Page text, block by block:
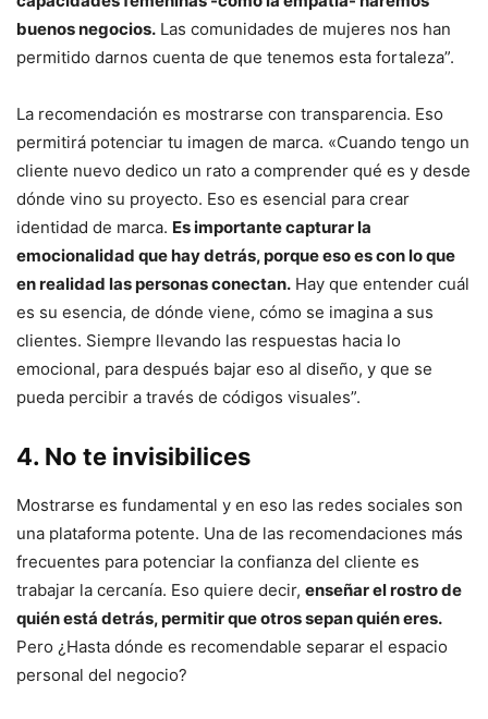
buenos negocios. Las comunidades de mujeres nos han
permitido darnos cuenta de que tenemos esta fortaleza”.
La recomendación es mostrarse con transparencia. Eso
permitirá potenciar tu imagen de marca. «Cuando tengo un
cliente nuevo dedico un rato a comprender qué es y desde
dónde vino su proyecto. Eso es esencial para crear
identidad de marca. Es importante capturar la
emocionalidad que hay detrás, porque eso es con lo que
en realidad las personas conectan. Hay que entender cuál
es su esencia, de dónde viene, cómo se imagina a sus
clientes. Siempre llevando las respuestas hacia lo
emocional, para después bajar eso al diseño, y que se
pueda percibir a través de códigos visuales”.
4. No te invisibilices
Mostrarse es fundamental y en eso las redes sociales son
una plataforma potente. Una de las recomendaciones más
frecuentes para potenciar la confianza del cliente es
trabajar la cercanía. Eso quiere decir, enseñar el rostro de
quién está detrás, permitir que otros sepan quién eres.
Pero ¿Hasta dónde es recomendable separar el espacio
personal del negocio?